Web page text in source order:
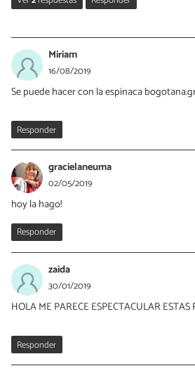
25/09/2019
Puedes hacerlo como tu dices, o
vaya cuajando solo, cuando le des la
Seguro que te queda bien. Un saludo
17/06/2022
Calientas bien la sarten luego la pones
luego la volteas cuando esté dorada
Miriam
16/08/2019
Se puede hacer con la espinaca
Responder
gracielaneuma
02/05/2019
hoy la hago!
Responder
zaida
30/01/2019
HOLA ME PARECE ESPECTACULAR ESTAS
Responder